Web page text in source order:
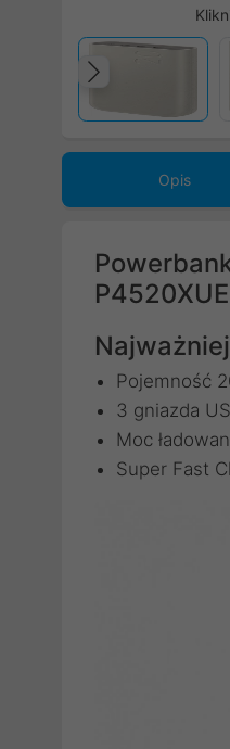
Opis
Pojemność
3 gniazda
Moc
Super Fast